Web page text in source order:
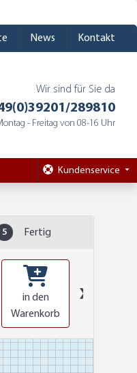
News Kontakt
Wir sind für Sie da
289810
- Freitag von 08-16 Uhr
Kundenservice
5 Fertig
in den
Warenkorb
❯